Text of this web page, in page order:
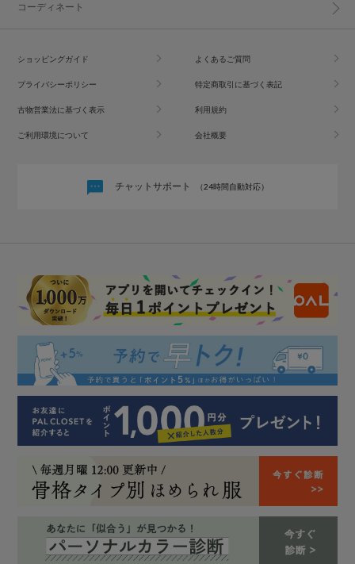
コーディネート
ショッピングガイド よくあるご質問
プライバシーポリシー 特定商取引に基づく表記
古物営業法に基づく表示 利用規約
ご利用環境について 会社概要
チャットサポート （24時間自動対応）